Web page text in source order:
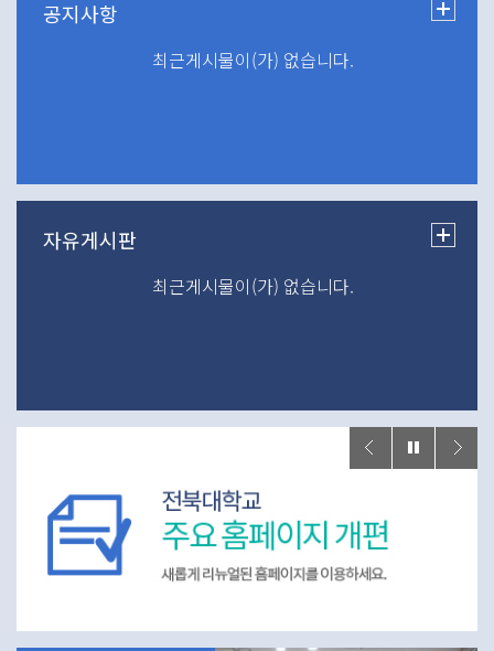
최근게시물이(가) 없습니다.
최근게시물이(가) 없습니다.